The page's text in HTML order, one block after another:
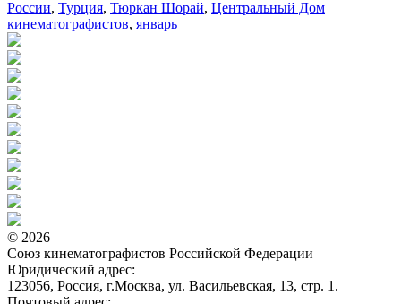
России, Турция, Тюркан Шорай, Центральный Дом
кинематографистов, январь
© 2026
Союз кинематографистов Российской Федерации
Юридический адрес:
123056, Россия, г.Москва, ул. Васильевская, 13, стр. 1.